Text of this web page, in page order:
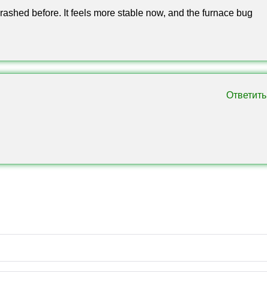
before. It feels more stable now, and the furnace bug
Ответить